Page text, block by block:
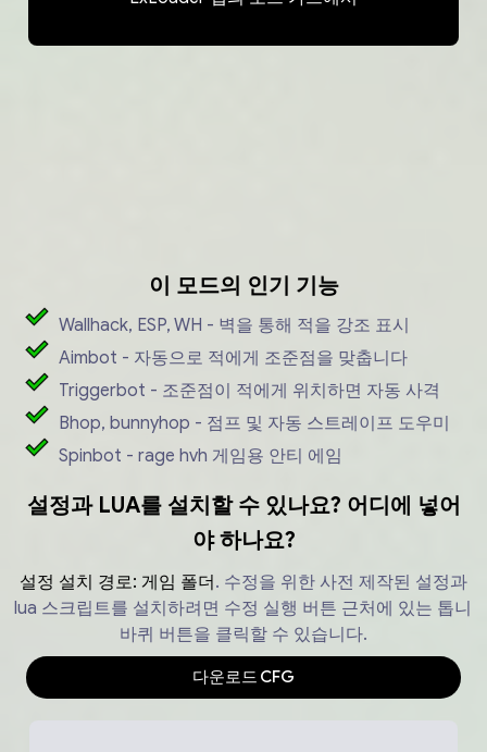
이 모드의 인기 기능
Wallhack, ESP, WH - 벽을 통해 적을 강조 표시
Aimbot - 자동으로 적에게 조준점을 맞춥니다
Triggerbot - 조준점이 적에게 위치하면 자동 사격
Bhop, bunnyhop - 점프 및 자동 스트레이프 도우미
Spinbot - rage hvh 게임용 안티 에임
설정과 LUA를 설치할 수 있나요? 어디에 넣어
야 하나요?
설정 설치 경로: 게임 폴더. 수정을 위한 사전 제작된 설정과
lua 스크립트를 설치하려면 수정 실행 버튼 근처에 있는 톱니
바퀴 버튼을 클릭할 수 있습니다.
다운로드 CFG